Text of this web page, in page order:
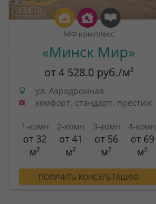
МФ комплекс
«Минск Мир»
от 4 528.0 руб./м²
ул. Аэродромная
комфорт, стандарт, престиж
1-комн
от 32
м²
2-комн
от 41
м²
3-комн
от 56
м²
4-комн
от 69
м²
ПОЛУЧИТЬ КОНСУЛЬТАЦИЮ